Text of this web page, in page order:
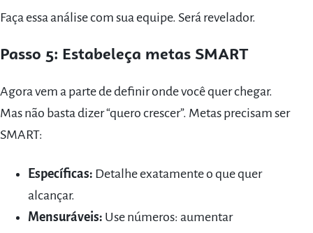
Faça essa análise com sua equipe. Será revelador.
Passo 5: Estabeleça metas SMART
Agora vem a parte de definir onde você quer chegar.
Mas não basta dizer “quero crescer”. Metas precisam ser
SMART:
Específicas: Detalhe exatamente o que quer
alcançar.
Mensuráveis: Use números: aumentar